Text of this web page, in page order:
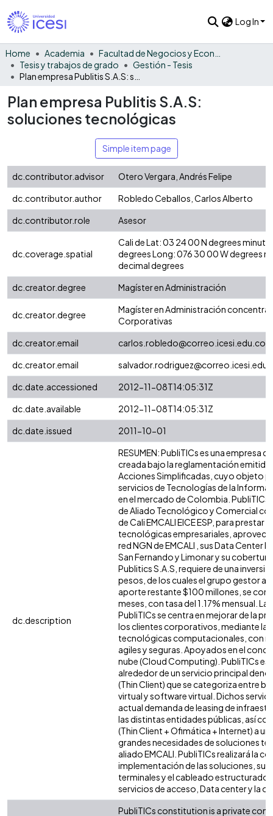
Log In
Home Academia
Tesis y trabajos de grado
Gestión - Tesis
Plan empresa Publitis S.A.S:
soluciones tecnológicas
Simple item page
dc.contributor.advisor
Otero Vergara, Andrés Felipe
dc.contributor.author
Robledo Ceballos, Carlos Alberto
dc.contributor.role
Asesor
dc.coverage.spatial
Cali de Lat: 03 24 00 N degrees
degrees Long: 076 30 00 W degrees
decimal degrees
dc.creator.degree
Magíster en Administración
dc.creator.degree
Magíster en Administración
Corporativas
dc.creator.email
carlos.robledo@correo.icesi.edu.co
dc.creator.email
dc.date.accessioned
2012-11-08T14:05:31Z
dc.date.available
2012-11-08T14:05:31Z
dc.date.issued
2011-10-01
dc.description
RESUMEN: PubliTICs es una empresa
creada bajo la reglamentación emitida
Acciones Simplificadas, cuyo objeto
servicios de Tecnologías de la
en el mercado de Colombia.
de Aliado Tecnológico y Comercial
de Cali EMCALI EICE ESP, para prestar
tecnológicas empresariales,
red NGN de EMCALI , sus Data Center
San Fernando y Limonar y su
Publitics S.A.S, requiere de una
pesos, de los cuales el grupo gestor
aporte restante $100 millones, se
meses, con tasa del 1.17% mensual.
PubliTICs se centra en mejorar de la
los clientes corporativos, mediante la
tecnológicas computacionales, con
agiles y seguras. Apoyados en el
nube (Cloud Computing). PubliTICs
alrededor de un servicio principal
(Thin Client) que se categoriza entre
virtual y software virtual. Dichos
actual demanda de leasing de
las distintas entidades públicas, así
(Thin Client + Ofimática + Internet) a
grandes necesidades de soluciones
aliado EMCALI. PubliTICs realizará la
implementación de las soluciones,
terminales y el cableado estructurado,
servicios de acceso, Data center y la
PubliTICs constitution is a private